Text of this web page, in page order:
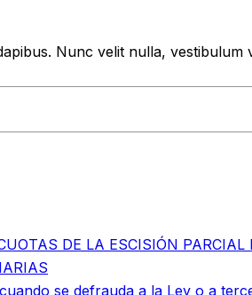
Nunc velit nulla,
DE LA ESCISIÓN
se defrauda a la Ley o a